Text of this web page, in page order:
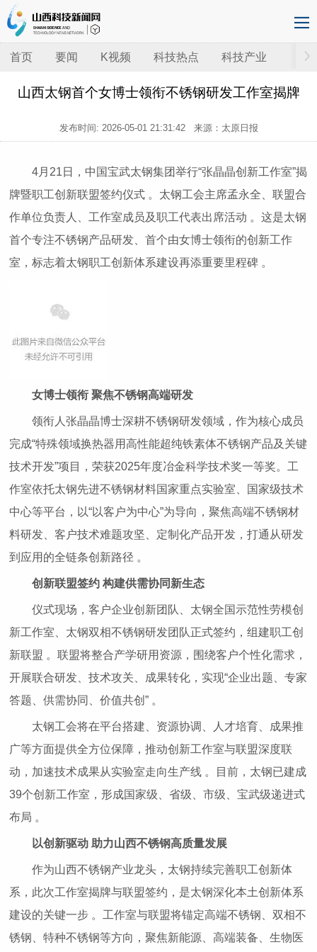
首页 要闻 K视频 科技热点 科技产业
山西太钢首个女博士领衔不锈钢研发工作室揭牌
发布时间: 2026-05-01 21:31:42来源：太原日报
4月21日，中国宝武太钢集团举行“张晶晶创新工作室”揭
牌暨职工创新联盟签约仪式 。太钢工会主席孟永全、联盟合
作单位负责人、工作室成员及职工代表出席活动 。这是太钢
首个专注不锈钢产品研发、首个由女博士领衔的创新工作
室，标志着太钢职工创新体系建设再添重要里程碑 。
女博士领衔 聚焦不锈钢高端研发
领衔人张晶晶博士深耕不锈钢研发领域，作为核心成员
完成“特殊领域换热器用高性能超纯铁素体不锈钢产品及关键
技术开发”项目，荣获2025年度冶金科学技术奖一等奖。工
作室依托太钢先进不锈钢材料国家重点实验室、国家级技术
中心等平台，以“以客户为中心”为导向，聚焦高端不锈钢材
料研发、客户技术难题攻坚、定制化产品开发，打通从研发
到应用的全链条创新路径 。
创新联盟签约 构建供需协同新生态
仪式现场，客户企业创新团队、太钢全国示范性劳模创
新工作室、太钢双相不锈钢研发团队正式签约，组建职工创
新联盟 。联盟将整合产学研用资源，围绕客户个性化需求，
开展联合研发、技术攻关、成果转化，实现“企业出题、专家
答题、供需协同、价值共创” 。
太钢工会将在平台搭建、资源协调、人才培育、成果推
广等方面提供全方位保障，推动创新工作室与联盟深度联
动，加速技术成果从实验室走向生产线 。目前，太钢已建成
39个创新工作室，形成国家级、省级、市级、宝武级递进式
布局 。
以创新驱动 助力山西不锈钢高质量发展
作为山西不锈钢产业龙头，太钢持续完善职工创新体
系，此次工作室揭牌与联盟签约，是太钢深化本土创新体系
建设的关键一步 。工作室与联盟将锚定高端不锈钢、双相不
锈钢、特种不锈钢等方向，聚焦新能源、高端装备、生物医